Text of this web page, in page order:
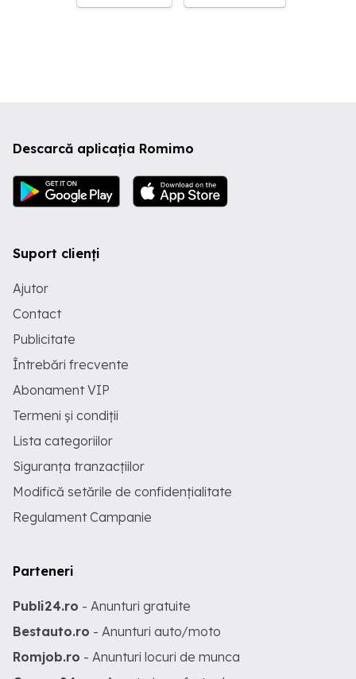
Descarcă aplicația Romimo
Suport clienți
Ajutor
Contact
Publicitate
Întrebări frecvente
Abonament VIP
Termeni și condiții
Lista categoriilor
Siguranța tranzacțiilor
Modifică setările de confidențialitate
Regulament Campanie
Parteneri
Publi24.ro - Anunturi gratuite
Bestauto.ro - Anunturi auto/moto
Romjob.ro - Anunturi locuri de munca